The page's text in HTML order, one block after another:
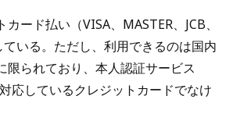
ード払い（VISA、MASTER、JCB、
いる。ただし、利用できるのは国内
限られており、本人認証サービス
応しているクレジットカードでなけ